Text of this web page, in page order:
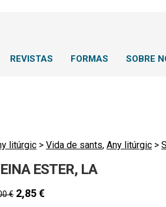
REVISTAS FORMAS SOBRE
litúrgic > Vida de sants, Any litúrgic >
ESTER, LA
€ 2,85€